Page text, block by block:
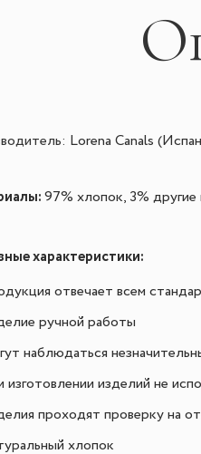
Lorena Canals
97% хлопок, 3% другие
характеристики:
отвечает всем
ручной работы
наблюдаться
изготовлении изделий не
проходят проверку на
хлопок